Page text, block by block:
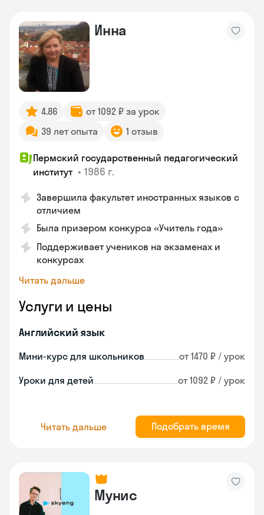
Инна
4.86
от 1092 ₽ за урок
39 лет опыта
1 отзыв
Пермский государственный педагогический
институт • 1986 г.
Завершила факультет иностранных языков с
отличием
Была призером конкурса «Учитель года»
Поддерживает учеников на экзаменах и
конкурсах
Читать дальше
Услуги и цены
Английский язык
Мини-курс для школьников от 1470 ₽ / урок
Уроки для детей от 1092 ₽ / урок
Читать дальше Подобрать время
Мунис